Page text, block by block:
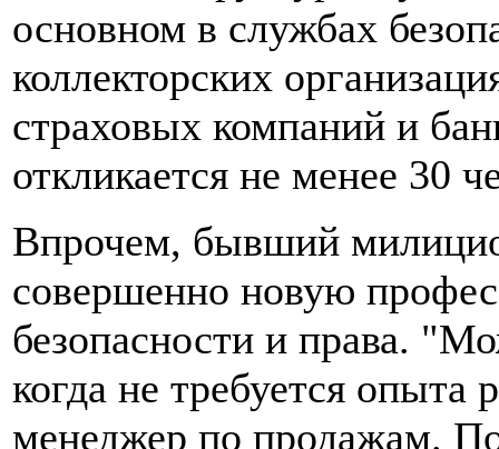
основном в службах
коллекторских
страховых компаний и
откликается не менее 30
Впрочем, бывший
совершенно новую
безопасности и права.
когда не требуется
менеджер по продажам.